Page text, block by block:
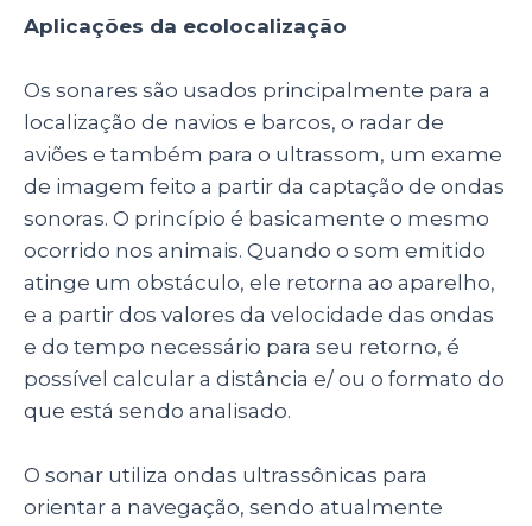
Aplicações da ecolocalização
Os sonares são usados principalmente para a
localização de navios e barcos, o radar de
aviões e também para o ultrassom, um exame
de imagem feito a partir da captação de ondas
sonoras. O princípio é basicamente o mesmo
ocorrido nos animais. Quando o som emitido
atinge um obstáculo, ele retorna ao aparelho,
e a partir dos valores da velocidade das ondas
e do tempo necessário para seu retorno, é
possível calcular a distância e/ ou o formato do
que está sendo analisado.
O sonar utiliza ondas ultrassônicas para
orientar a navegação, sendo atualmente